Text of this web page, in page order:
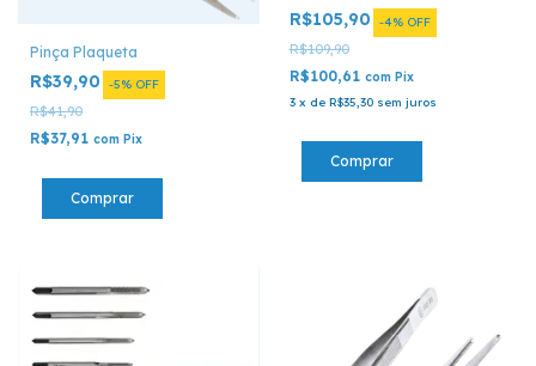
Pinça Plaqueta
R$39,90 -5% OFF
R$41,90
R$37,91 com Pix
R$105,90 -4% OFF
R$109,90
R$100,61 com Pix
3 x de R$35,30 sem juros